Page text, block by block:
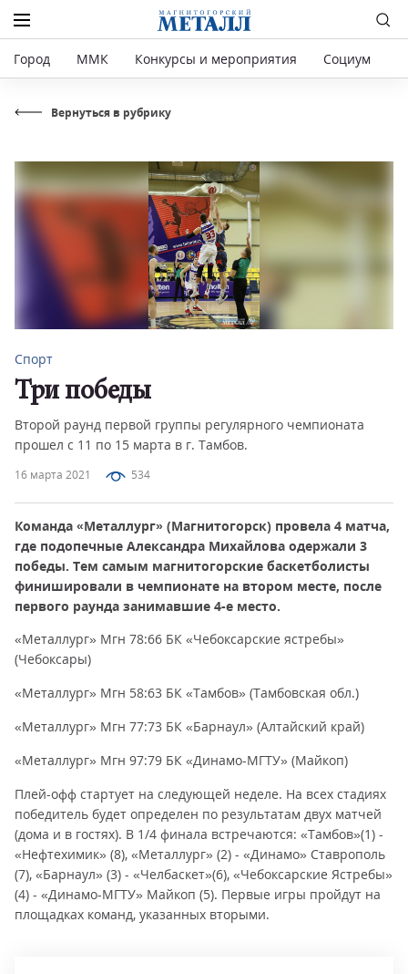
Город ММК Конкурсы и мероприятия Социум
Вернуться в рубрику
16 марта 2021 534
Спорт
Три победы
Второй раунд первой группы регулярного чемпионата
прошел с 11 по 15 марта в г. Тамбов.
Команда «Металлург» (Магнитогорск) провела 4 матча,
где подопечные Александра Михайлова одержали 3
победы. Тем самым магнитогорские баскетболисты
финишировали в чемпионате на втором месте, после
первого раунда занимавшие 4-е место.
«Металлург» Мгн 78:66 БК «Чебоксарские ястребы»
(Чебоксары)
«Металлург» Мгн 58:63 БК «Тамбов» (Тамбовская обл.)
«Металлург» Мгн 77:73 БК «Барнаул» (Алтайский край)
«Металлург» Мгн 97:79 БК «Динамо-МГТУ» (Майкоп)
Плей-офф стартует на следующей неделе. На всех стадиях
победитель будет определен по результатам двух матчей
(дома и в гостях). В 1/4 финала встречаются: «Тамбов»(1) -
«Нефтехимик» (8), «Металлург» (2) - «Динамо» Ставрополь
(7), «Барнаул» (3) - «Челбаскет»(6), «Чебоксарские Ястребы»
(4) - «Динамо-МГТУ» Майкоп (5). Первые игры пройдут на
площадках команд, указанных вторыми.